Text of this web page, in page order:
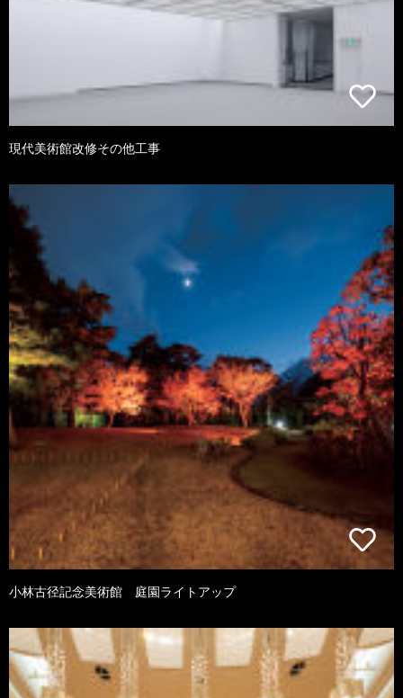
現代美術館改修その他工事
小林古径記念美術館 庭園ライトアップ